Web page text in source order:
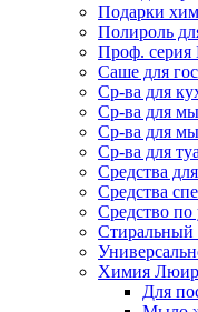
Подарки
Полироль
Проф.
Саше для
Ср-ва для
Ср-ва для
Ср-ва для
Ср-ва для
Средства
Средства
Средство по
Стиральный
Химия Люир
Для